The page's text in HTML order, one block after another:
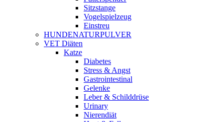
Sitzstange
Vogelspielzeug
Einstreu
HUNDENATURPULVER
VET Diäten
Katze
Diabetes
Stress & Angst
Gastrointestinal
Gelenke
Leber & Schilddrüse
Urinary
Nierendiät